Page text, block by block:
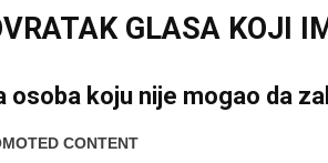
GLASA KOJI
osoba koju nije mogao da